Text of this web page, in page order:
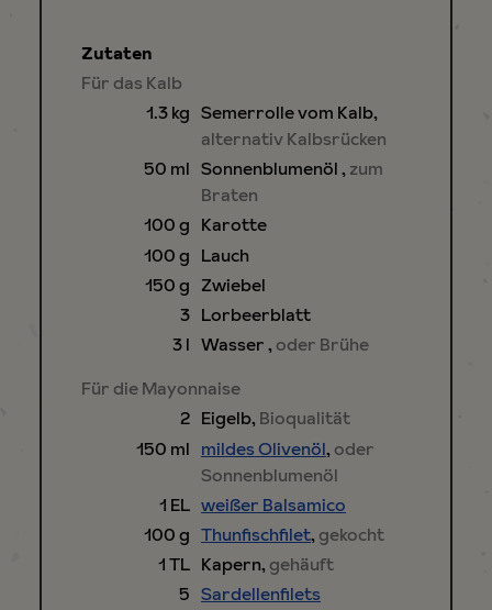
Zutaten
Für das Kalb
1.3kg Semerrolle vom Kalb,
alternativ Kalbsrücken
50 ml Sonnenblumenöl,zum
Braten
100g Karotte
100g Lauch
150g Zwiebel
3 Lorbeerblatt
3l Wasser,oder Brühe
Für die Mayonnaise
2 Eigelb,Bioqualität
150 ml mildes Olivenöl,oder
Sonnenblumenöl
1 EL weißer Balsamico
100g Thunfischfilet,gekocht
1TL Kapern,gehäuft
5 Sardellenfilets